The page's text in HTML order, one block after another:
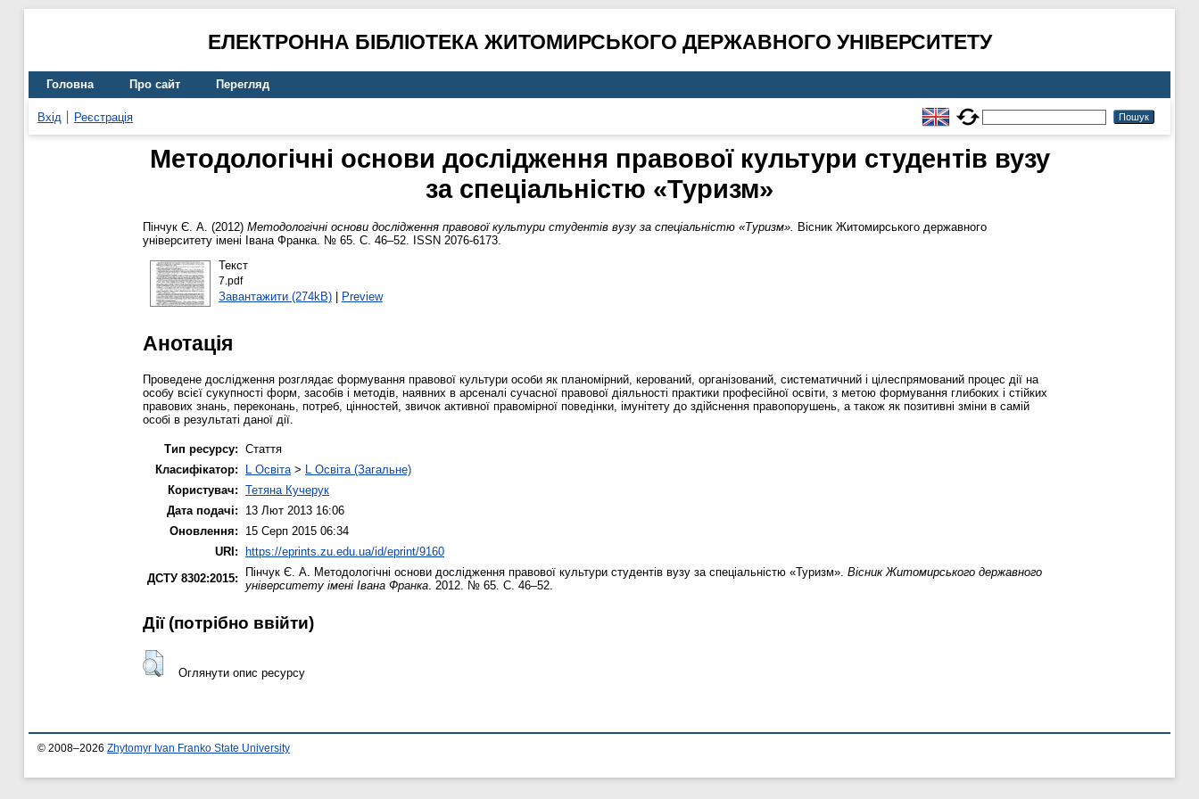
ЕЛЕКТРОННА БІБЛІОТЕКА ЖИТОМИРСЬКОГО ДЕРЖАВНОГО УНІВЕРСИТЕТУ
Головна Про сайт Перегляд
Вхід Реєстрація
Методологічні основи дослідження правової культури студентів вузу
за спеціальністю «Туризм»
Пінчук Є. А. (2012) Методологічні основи дослідження правової культури студентів вузу за спеціальністю «Туризм». Вісник Житомирського державного
університету імені Івана Франка. № 65. С. 46–52. ISSN 2076-6173.
Текст
7.pdf
Завантажити (274kB)| Preview
Анотація
Проведене дослідження розглядає формування правової культури особи як планомірний, керований, організований, систематичний і цілеспрямований процес дії на
особу всієї сукупності форм, засобів і методів, наявних в арсеналі сучасної правової діяльності практики професійної освіти, з метою формування глибоких і стійких
правових знань, переконань, потреб, цінностей, звичок активної правомірної поведінки, імунітету до здійснення правопорушень, а також як позитивні зміни в самій
особі в результаті даної дії.
Тип ресурсу: Стаття
Класифікатор:
L Освіта > L Освіта (Загальне)
Користувач: Тетяна Кучерук
Дата подачі:
13 Лют 2013 16:06
Оновлення:
15 Серп 2015 06:34
URI: https://eprints.zu.edu.ua/id/eprint/9160
ДСТУ 8302:2015:
Пінчук Є. А. Методологічні основи дослідження правової культури студентів вузу за спеціальністю «Туризм». Вісник Житомирського державного
університету імені Івана Франка . 2012. № 65. С. 46–52.
Дії ​​(потрібно ввійти)
Оглянути опис ресурсу
© 2008–2026 Zhytomyr Ivan Franko State University